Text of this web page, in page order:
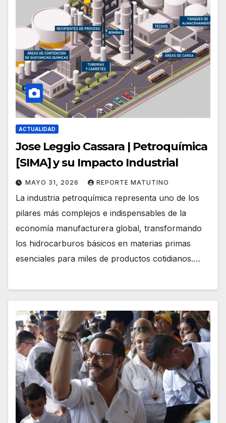
ACTUALIDAD
Jose Leggio Cassara | Petroquímica
[SIMA] y su Impacto Industrial
MAYO 31, 2026 REPORTE MATUTINO
La industria petroquímica representa uno de los
pilares más complejos e indispensables de la
economía manufacturera global, transformando
los hidrocarburos básicos en materias primas
esenciales para miles de productos cotidianos.…